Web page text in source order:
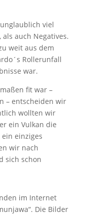
viel
auch Negatives.
weit aus dem
Rollerunfall
war.
fit war –
– entscheiden wir
wollten wir
ein Vulkan die
einziges
wir nach
sich schon
im Internet
Die Bilder